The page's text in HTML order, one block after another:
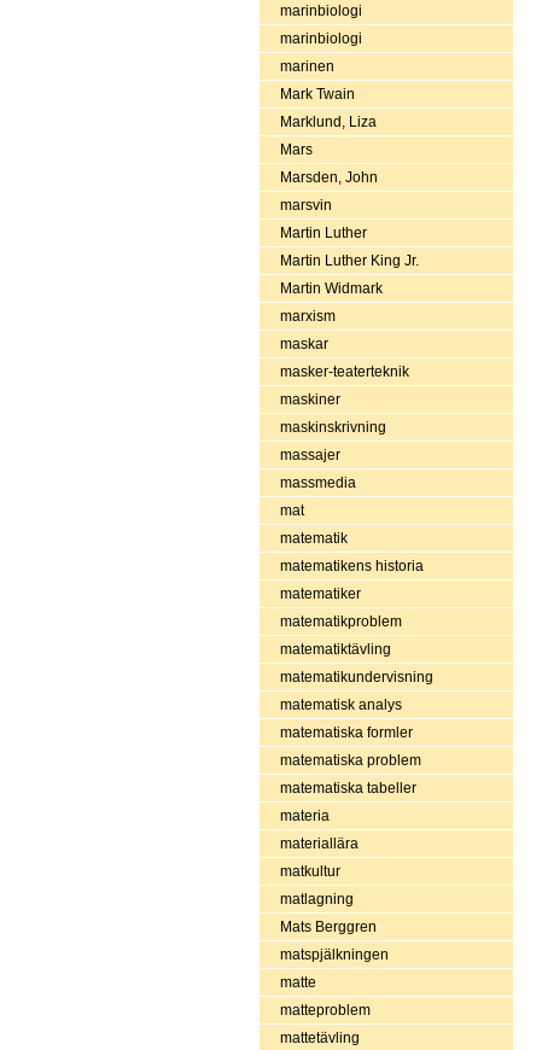
marinbiologi
marinbiologi
marinen
Mark Twain
Marklund, Liza
Mars
Marsden, John
marsvin
Martin Luther
Martin Luther King Jr.
Martin Widmark
marxism
maskar
masker-teaterteknik
maskiner
maskinskrivning
massajer
massmedia
mat
matematik
matematikens historia
matematiker
matematikproblem
matematiktävling
matematikundervisning
matematisk analys
matematiska formler
matematiska problem
matematiska tabeller
materia
materiallära
matkultur
matlagning
Mats Berggren
matspjälkningen
matte
matteproblem
mattetävling